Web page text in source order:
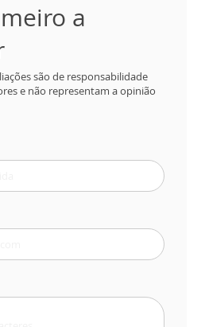
a
são de responsabilidade
e não representam a opinião